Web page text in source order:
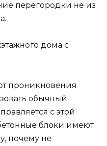
перегородки не из
дома с
проникновения
обычный
с этой
блоки имеют
почему не